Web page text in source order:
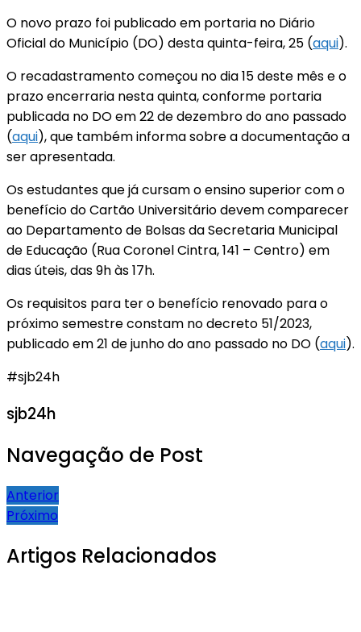
O novo prazo foi publicado em portaria no Diário
Oficial do Município (DO) desta quinta-feira, 25 (aqui).
O recadastramento começou no dia 15 deste mês e o
prazo encerraria nesta quinta, conforme portaria
publicada no DO em 22 de dezembro do ano passado
(aqui), que também informa sobre a documentação a
ser apresentada.
Os estudantes que já cursam o ensino superior com o
benefício do Cartão Universitário devem comparecer
ao Departamento de Bolsas da Secretaria Municipal
de Educação (Rua Coronel Cintra, 141 – Centro) em
dias úteis, das 9h às 17h.
Os requisitos para ter o benefício renovado para o
próximo semestre constam no decreto 51/2023,
publicado em 21 de junho do ano passado no DO (aqui).
#sjb24h
sjb24h
Navegação de Post
Anterior
Próximo
Artigos Relacionados